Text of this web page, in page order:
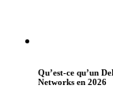
Qu’est-ce qu’un
Networks en 2026